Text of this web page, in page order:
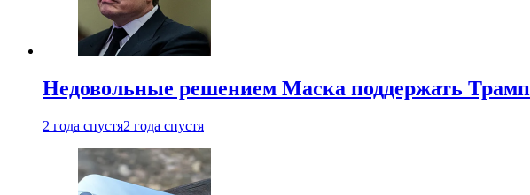
Недовольные решением Маска поддержать
2 года спустя2 года спустя